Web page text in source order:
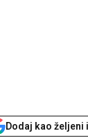
Dodaj kao